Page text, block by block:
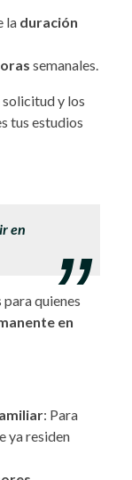
la duración
semanales.
solicitud y los
tus estudios
en
para quienes
en
: Para
ya residen